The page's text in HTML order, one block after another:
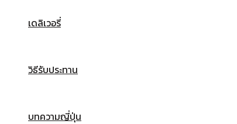
เดลิเวอรี่
วิธีรับประทาน
บทความญี่ปุ่น